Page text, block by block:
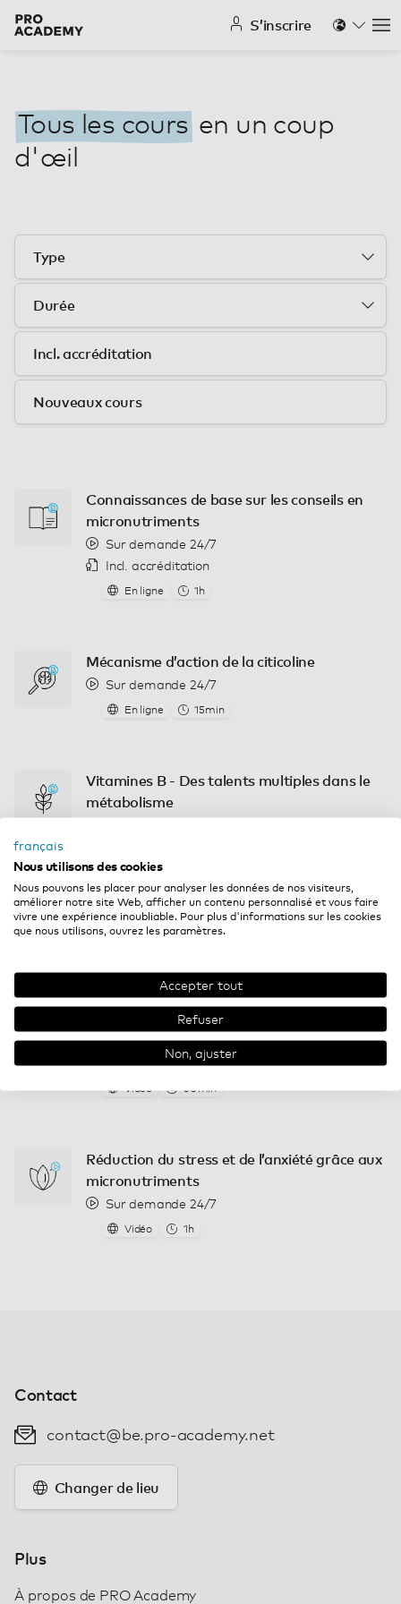
S’inscrire
Tous les coursen un coup
d'œil
Incl. accréditation
Nouveaux cours
Connaissances de base sur les conseils en
micronutriments
Sur demande 24/7
Incl. accréditation
En ligne 1h
Mécanisme d’action de la citicoline
Sur demande 24/7
En ligne 15min
Vitamines B - Des talents multiples dans le
métabolisme
Absorption de la vitamine B12
En ligne 15min
La beauté de l’intérieur
Sur demande 24/7
Vidéo 30min
Réduction du stress et de l’anxiété grâce aux
micronutriments
Sur demande 24/7
Vidéo 1h
Contact
contact@be.pro-academy.net
Changer de lieu
Plus
À propos de PRO Academy
français
Nous utilisons des cookies
Nous pouvons les placer pour analyser les données de nos visiteurs,
améliorer notre site Web, afficher un contenu personnalisé et vous faire
vivre une expérience inoubliable. Pour plus d'informations sur les cookies
que nous utilisons, ouvrez les paramètres.
Accepter tout
Refuser
Non, ajuster